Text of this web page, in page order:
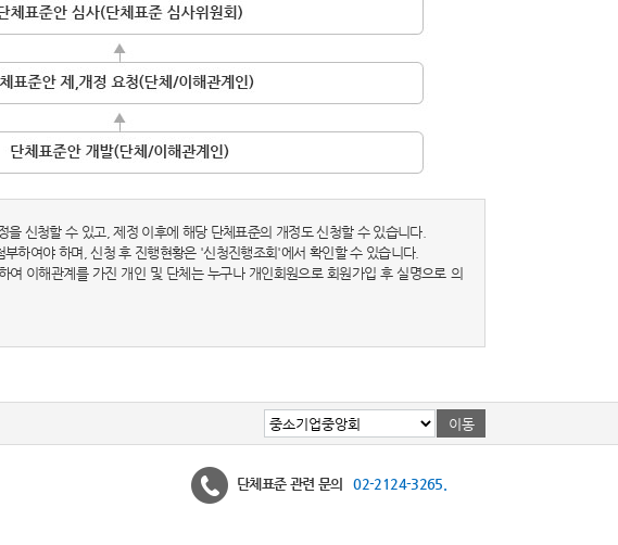
신청할 수 있고, 제정 이후에 해당 단체표준의 개정도 신청할 수 있습니다.
하여야 하며, 신청 후 진행현황은 '신청진행조회'에서 확인할 수 있습니다.
이해관계를 가진 개인 및 단체는 누구나 개인회원으로 회원가입 후 실명으로 의
단체표준 관련 문의 02-2124-3265.